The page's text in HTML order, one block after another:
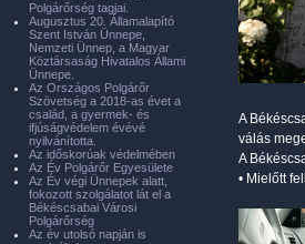
A
válás
A
• Mielőtt
Polgárőrség tagjai.
Augusztus 20. Államalapító
Szent István Ünnepe,
Nemzeti Ünnep, a Magyar
Köztársaság Hivatalos Állami
Ünnepe.
Az Országos Polgárőr
Szövetség a 2018-as évet a
család, a gyermek- és
ifjúságvédelem évévé
nyilvánította.
Az időskorúak védelmében
Az Év Polgárőr Egyesülete
Az Év végi Ünnepek alatt,
fokozott szolgálatot lát el a
Békéscsabai Városi
Polgárőrség
Az év utolsó napján is